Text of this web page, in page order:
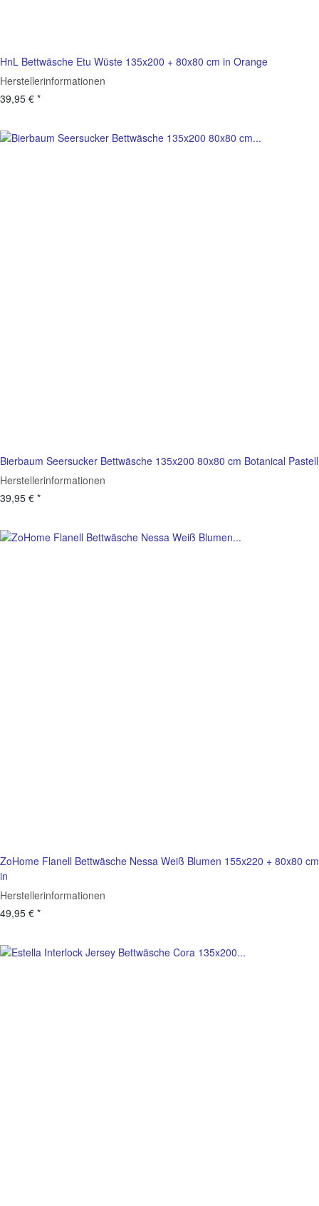
HnL Bettwäsche Etu Wüste 135x200 + 80x80 cm in Orange
Herstellerinformationen
39,95 € *
Bierbaum Seersucker Bettwäsche 135x200 80x80 cm Botanical Pastell
Herstellerinformationen
39,95 € *
ZoHome Flanell Bettwäsche Nessa Weiß Blumen 155x220 + 80x80 cm
in
Herstellerinformationen
49,95 € *